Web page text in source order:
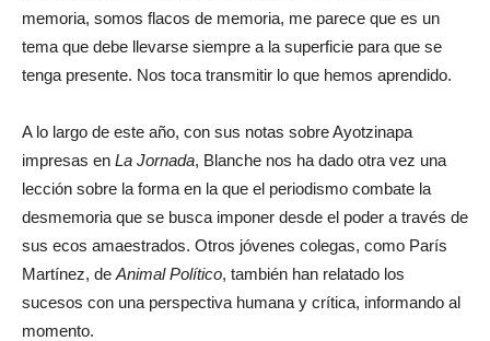
memoria, somos flacos de memoria, me parece que es un
tema que debe llevarse siempre a la superficie para que se
tenga presente. Nos toca transmitir lo que hemos aprendido.
A lo largo de este año, con sus notas sobre Ayotzinapa
impresas en La Jornada, Blanche nos ha dado otra vez una
lección sobre la forma en la que el periodismo combate la
desmemoria que se busca imponer desde el poder a través de
sus ecos amaestrados. Otros jóvenes colegas, como París
Martínez, de Animal Político, también han relatado los
sucesos con una perspectiva humana y crítica, informando al
momento.